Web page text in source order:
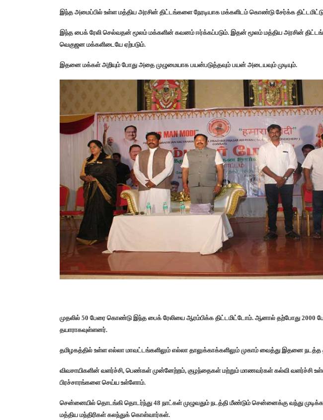
இந்த அமைப்பில் உள்ள மத்திய அரசின் திட்டங்களை நேரடியாக மக்களிடம் கொண்டு சேர்க்க
இந்த பைக் ரேலி செல்வதன் மூலம் மக்களின் கவனம் ஈர்க்கப்படும். இதன் மூலம் மத்திய அரசின்
வெகுஜன மக்களிடையே ஏற்படும்.
இதனை மக்கள் அறியும் போது அதை முழுமையாக பயன்படுத்தவும் பயன் அடையவும் முடியும்.
முதலில் 50 பேரை கொண்டு இந்த பைக் ரேலியை ஆரம்பிக்க திட்டமிட்டோம். ஆனால் தற்போது 2000
தயாராகவுள்ளனர்.
தமிழகத்தில் உள்ள எல்லா மாவட்டங்களிலும் எல்லா தாலுக்காக்களிலும் முகாம் வைத்து இதனை நடத்த
விவசாயிகளின் வளர்ச்சி, பெண்கள் முன்னேற்றம், குழந்தைகள் மற்றும் மாணவர்கள் கல்வி வளர்ச்சி
பிரச்சாரங்களை செய்ய உள்ளோம்.
சென்னையில் தொடங்கி தொடர்ந்து 48 நாட்கள் முழுவதும் நடத்தி மீண்டும் சென்னைக்கு வந்து
மத்திய மந்திரிகள் கலந்துக் கொள்வார்கள்.